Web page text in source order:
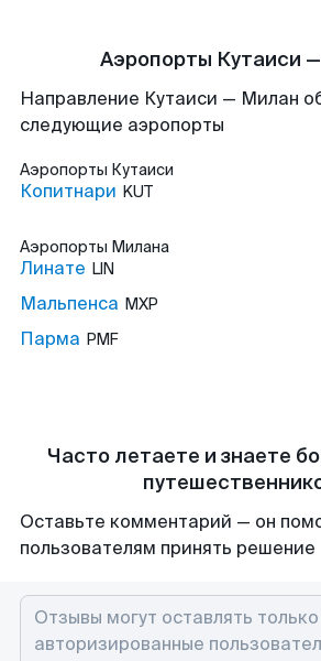
Аэропорты Кутаиси
Направление Кутаиси — Милан
следующие аэропорты
Аэропорты Кутаиси
Копитнари KUT
Аэропорты Милана
Линате LIN
Мальпенса MXP
Парма PMF
Часто летаете и знаете
Оставьте комментарий — он
пользователям принять решение